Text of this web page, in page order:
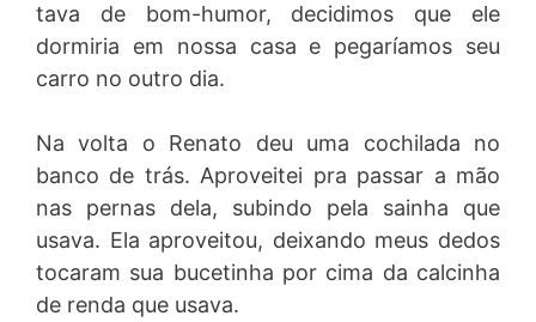
tava de bom-humor, decidimos que ele
dormiria em nossa casa e pegaríamos seu
carro no outro dia.
Na volta o Renato deu uma cochilada no
banco de trás. Aproveitei pra passar a mão
nas pernas dela, subindo pela sainha que
usava. Ela aproveitou, deixando meus dedos
tocaram sua bucetinha por cima da calcinha
de renda que usava.